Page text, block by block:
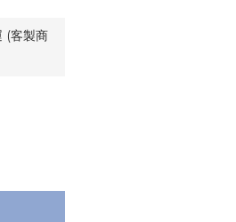
(客製商